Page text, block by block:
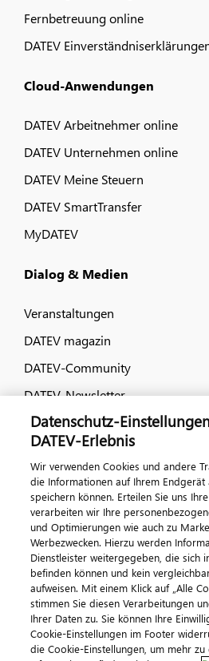
Fernbetreuung online
DATEV
Cloud-Anwendungen
DATEV Arbeitnehmer online
DATEV Unternehmen online
DATEV Meine Steuern
DATEV SmartTransfer
MyDATEV
Dialog & Medien
Veranstaltungen
DATEV magazin
DATEV-Community
DATEV-Newsletter
Kontaktieren
© 2026
Impressum
Cookie-
Datenschutz-
DATEV-Erlebnis
Wir verwenden Cookies und andere
die Informationen auf Ihrem
speichern können. Erteilen Sie uns
verarbeiten wir Ihre
und Optimierungen wie auch zu
Werbezwecken. Hierzu werden
Dienstleister weitergegeben, die sich
befinden können und kein
aufweisen. Mit einem Klick auf „Alle
stimmen Sie diesen Verarbeitungen
Ihrer Daten zu. Sie können Ihre
Cookie-Einstellungen im Footer
die Cookie-Einstellungen, um mehr